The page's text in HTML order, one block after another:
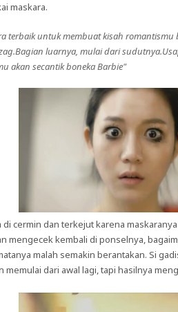
maskara.
terbaik untuk membuat kisah
luarnya, mulai dari
akan secantik boneka Barbie"
di cermin dan terkejut karena
mengecek kembali di ponselnya,
malah semakin berantakan. Si
memulai dari awal lagi, tapi hasilnya